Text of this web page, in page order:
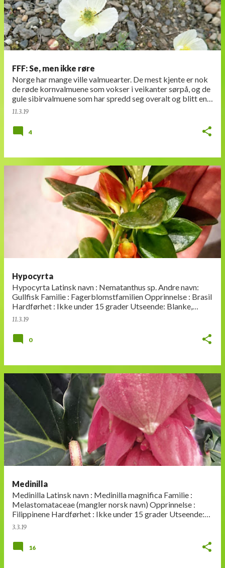
FFF: Se, men ikke røre
Norge har mange ville valmuearter. De mest kjente er nok
de røde kornvalmuene som vokser i veikanter sørpå, og de
gule sibirvalmuene som har spredd seg overalt og blitt en
vill blomst. Disse er det m…
11.3.19
4
Hypocyrta
Hypocyrta Latinsk navn : Nematanthus sp. Andre navn:
Gullfisk Familie : Fagerblomstfamilien Opprinnelse : Brasil
Hardførhet : Ikke under 15 grader Utseende: Blanke,
tykke, mørkeg…
11.3.19
0
Medinilla
Medinilla Latinsk navn : Medinilla magnifica Familie :
Melastomataceae (mangler norsk navn) Opprinnelse :
Filippinene Hardførhet : Ikke under 15 grader Utseende:
Store, mørkegrønne…
3.3.19
16